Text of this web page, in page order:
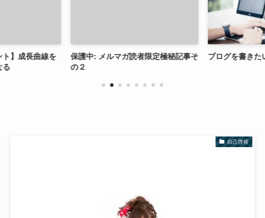
】成長曲線を
保護中: メルマガ読者限定極秘記事そ
の２
ブログを書きた
自己啓発